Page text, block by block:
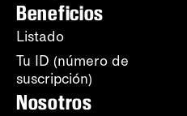
Beneficios
Listado
Tu ID (número de
suscripción)
Nosotros